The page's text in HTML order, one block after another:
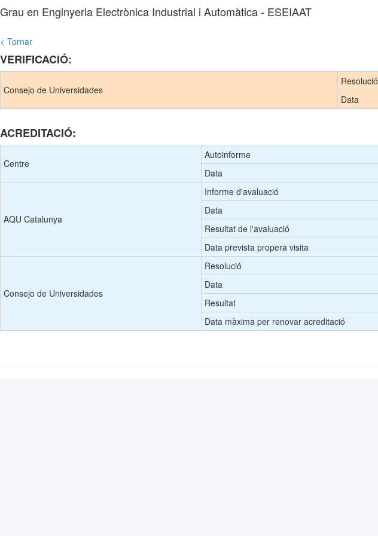
Grau en Enginyeria Electrònica Industrial i Automàtica - ESEIAAT
< Tornar
VERIFICACIÓ:
Consejo de Universidades
Resolució
Data
ACREDITACIÓ:
Centre
Autoinforme
Data
AQU Catalunya
Informe d'avaluació
Data
Resultat de l'avaluació
Data prevista propera visita
Consejo de Universidades
Resolució
Data
Resultat
Data màxima per renovar acreditació